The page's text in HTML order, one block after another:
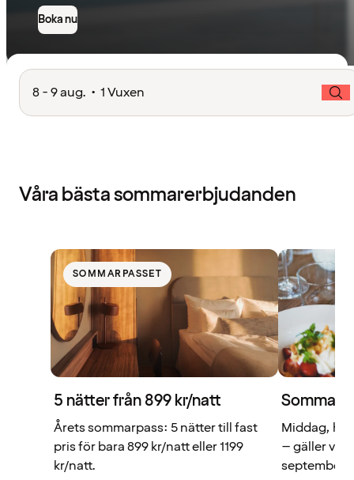
Boka nu
8 - 9 aug. • 1 Vuxen
Våra bästa sommarerbjudanden
SOMMARPASSET
5 nätter från 899 kr/natt
Årets sommarpass: 5 nätter till fast
pris för bara 899 kr/natt eller 1199
kr/natt.
Middag,
– gäller
september.